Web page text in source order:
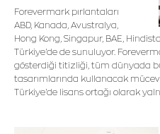
Forevermark pırlantaları
ABD, Kanada, Avustralya,
Hong Kong, Singapur, BAE,
Türkiye'de de sunuluyor.
gösterdiği titizliği, tüm dünyada
tasarımlarında kullanacak
Türkiye'de lisans ortağı olarak